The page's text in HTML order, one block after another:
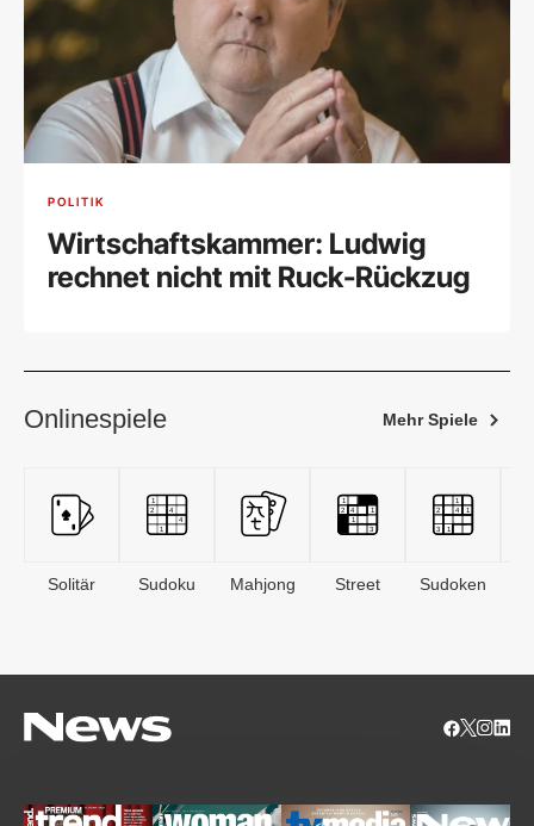
POLITIK
Wirtschaftskammer: Ludwig
rechnet nicht mit Ruck-Rückzug
Onlinespiele Mehr Spiele
Solitär Sudoku Mahjong Street Sudoken